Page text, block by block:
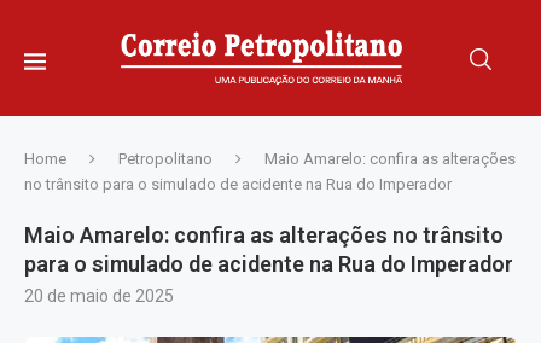
Home Petropolitano
Maio Amarelo: confira as alterações
no trânsito para o simulado de acidente na Rua do Imperador
Maio Amarelo: confira as alterações no trânsito
para o simulado de acidente na Rua do Imperador
20 de maio de 2025